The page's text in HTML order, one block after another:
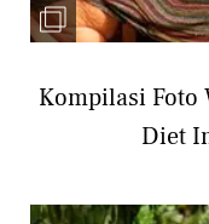
Kompilasi Foto
Diet